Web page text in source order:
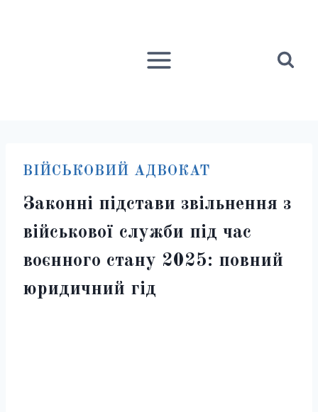
ВІЙСЬКОВИЙ АДВОКАТ
Законні підстави звільнення з
військової служби під час
воєнного стану 2025: повний
юридичний гід